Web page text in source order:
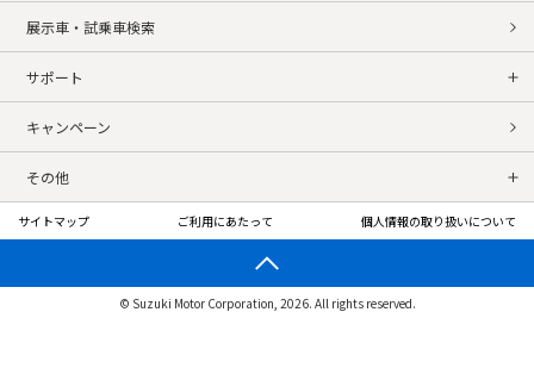
展示車・試乗車検索
サポート
キャンペーン
その他
サイトマップ ご利用にあたって 個人情報の取り扱いについて
© Suzuki Motor Corporation, 2026. All rights reserved.